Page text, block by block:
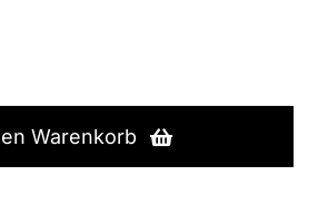
Abstelltaster,
Warenkorb